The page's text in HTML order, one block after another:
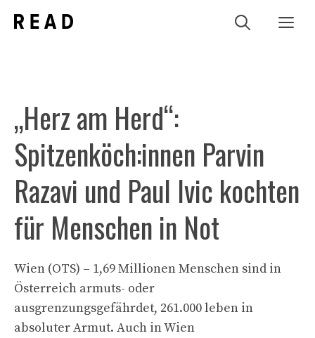
Inhalt
„Herz am Herd“:
Spitzenköch:innen Parvin
Razavi und Paul Ivic kochten
für Menschen in Not
Wien (OTS) – 1,69 Millionen Menschen sind in
Österreich armuts- oder
ausgrenzungsgefährdet, 261.000 leben in
absoluter Armut. Auch in Wien